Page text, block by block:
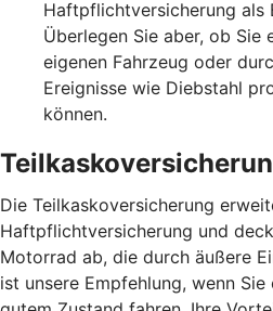
Haftpflichtversicherung als
Überlegen Sie aber, ob Sie
eigenen Fahrzeug oder
Ereignisse wie Diebstahl
können.
Die Teilkaskoversicherung
Haftpflichtversicherung und
Motorrad ab, die durch äußere
ist unsere Empfehlung, wenn